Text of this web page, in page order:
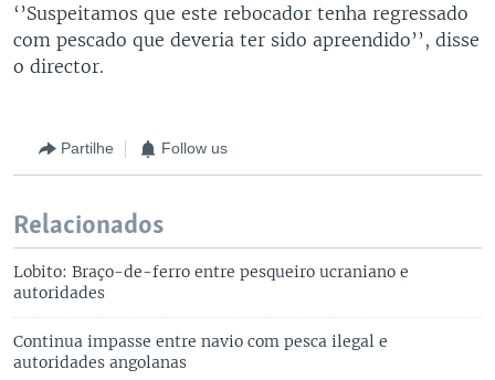
‘’Suspeitamos que este rebocador tenha regressado
com pescado que deveria ter sido apreendido’’, disse
o director.
Partilhe Follow us
Relacionados
Lobito: Braço-de-ferro entre pesqueiro ucraniano e
autoridades
Continua impasse entre navio com pesca ilegal e
autoridades angolanas